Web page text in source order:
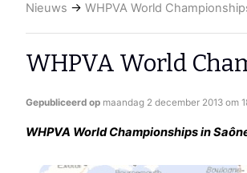
Nieuws → WHPVA World
WHPVA World
Gepubliceerd op maandag 2 december 2013 om
WHPVA World Championships in